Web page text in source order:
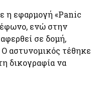
η εφαρμογή «Panic
ενώ στην
σε δομή,
αστυνομικός τέθηκε
δικογραφία να